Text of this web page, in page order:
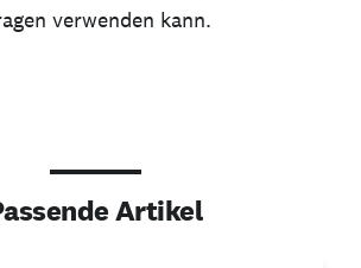
verwenden kann.
Artikel